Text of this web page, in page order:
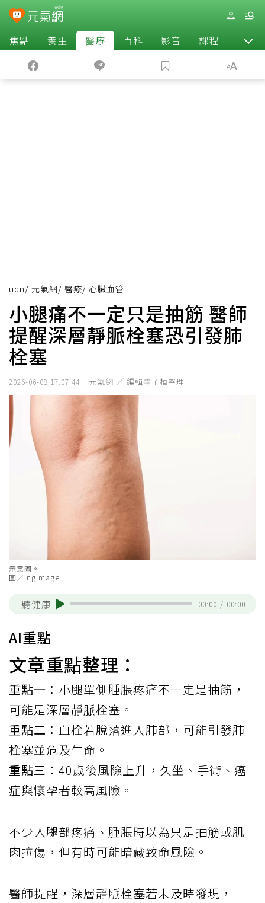
焦點 養生 醫療 百科 影音 課程 退休
udn/ 元氣網/ 醫療/ 心臟血管
小腿痛不一定只是抽筋 醫師
提醒深層靜脈栓塞恐引發肺
栓塞
2026-06-08 17:07:44 元氣網 ／ 編輯辜子桓整理
示意圖。
圖／ingimage
聽健康 00:00 / 00:00
AI重點
文章重點整理：
重點一： 小腿單側腫脹疼痛不一定是抽筋，
可能是深層靜脈栓塞。
重點二： 血栓若脫落進入肺部，可能引發肺
栓塞並危及生命。
重點三： 40歲後風險上升，久坐、手術、癌
症與懷孕者較高風險。
不少人腿部疼痛、腫脹時以為只是抽筋或肌
肉拉傷，但有時可能暗藏致命風險。
醫師提醒，深層靜脈栓塞若未及時發現，